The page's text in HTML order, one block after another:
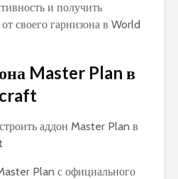
и получить
своего гарнизона в World
Master Plan в
Plan с официального